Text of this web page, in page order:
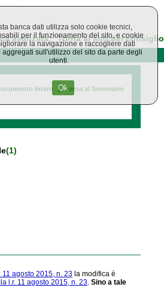
avanzata Torna al sito del consiglio
Intero | Torna al Sommario
(1)
11 agosto 2015, n. 23 la modifica è
l.r. 11 agosto 2015, n. 23. Sino a tale
banca dati utilizza solo cookie tecnici,
per il funzionamento del sito, e cookie
la navigazione e raccogliere dati
aggregati sull'utilizzo del sito da parte degli
utenti.
Ok